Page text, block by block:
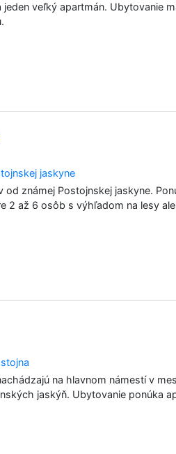
veľký apartmán. Ubytovanie
jaskyne
od známej Postojnskej jaskyne.
2 až 6 osôb s výhľadom na lesy
na hlavnom námestí v
jaskýň. Ubytovanie ponúka